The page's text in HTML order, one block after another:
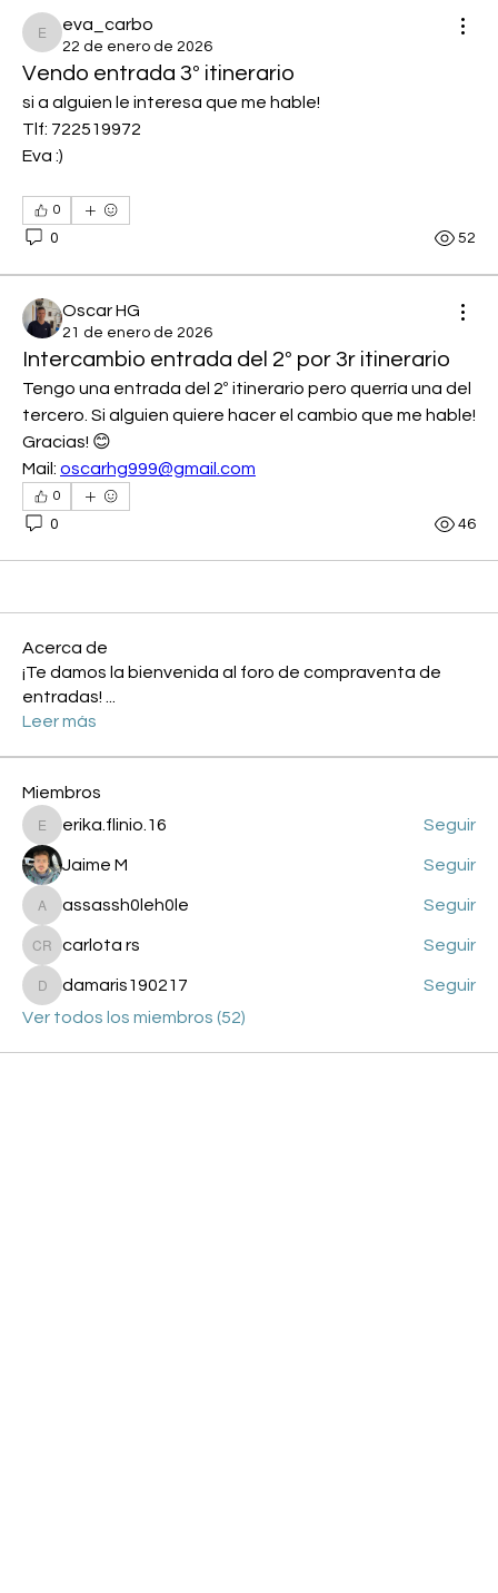
eva_carbo
eva_carbo
22 de enero de 2026
Vendo entrada 3º itinerario
si a alguien le interesa que me hable!
Tlf: 722519972
Eva :)
0
0 52
Oscar HG
21 de enero de 2026
Intercambio entrada del 2º por 3r itinerario
Tengo una entrada del 2º itinerario pero querría una del
tercero. Si alguien quiere hacer el cambio que me hable!
Gracias! 😊
Mail: oscarhg999@gmail.com
0
0 46
Acerca de
¡Te damos la bienvenida al foro de compraventa de
entradas!
Leer más
Miembros
erika.flinio.16
erika.flinio.16 Seguir
Jaime M Seguir
assassh0leh0le
assassh0leh0le Seguir
carlota rs
carlota rs Seguir
damaris190217
damaris190217
Seguir
Ver todos los miembros (52)